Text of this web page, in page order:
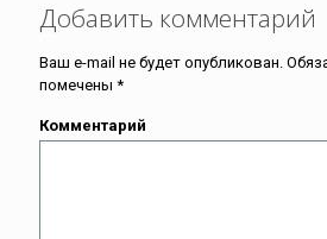
Добавить комментарий
Ваш e-mail не будет опубликован.
помечены *
Комментарий